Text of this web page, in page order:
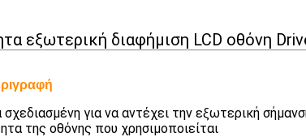
εξωτερική διαφήμιση LCD οθόνη
για να αντέχει την εξωτερική
της οθόνης που χρησιμοποιείται